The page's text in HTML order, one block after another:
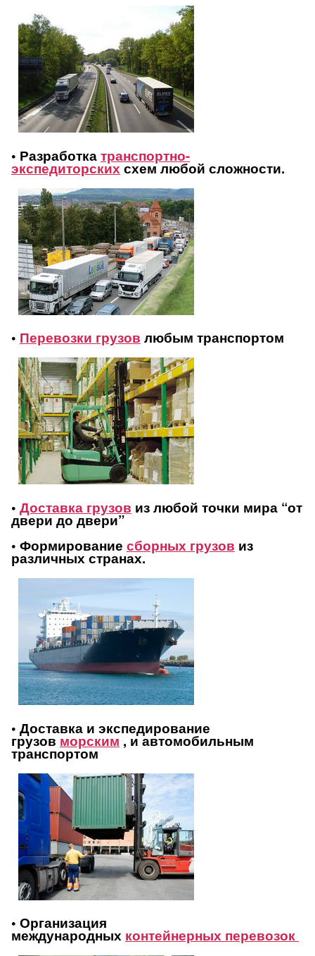
• Разработкатранспортно-
экспедиторскихсхем любой сложности.
• Перевозки грузов любым транспортом
• Доставка грузов из любой точки мира “от
двери до двери”
• Формирование сборных грузов из
различных странах.
• Доставка и экспедирование
грузов морским , и автомобильным
транспортом
• Организация
международных контейнерных перевозок